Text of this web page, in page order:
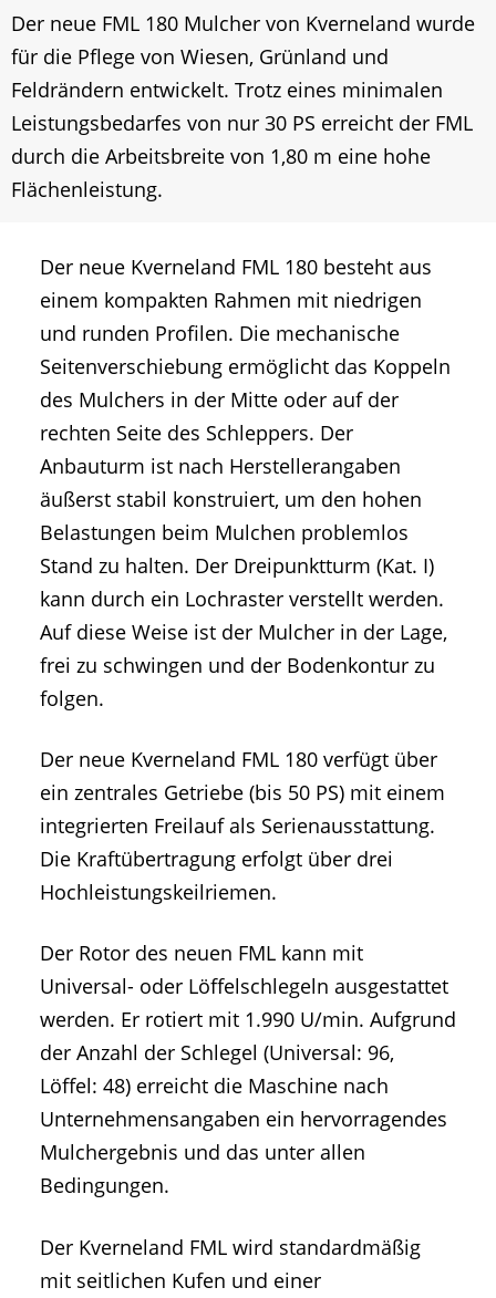
Der neue FML 180 Mulcher von Kverneland wurde
für die Pflege von Wiesen, Grünland und
Feldrändern entwickelt. Trotz eines minimalen
Leistungsbedarfes von nur 30 PS erreicht der FML
durch die Arbeitsbreite von 1,80 m eine hohe
Flächenleistung.
Der neue Kverneland FML 180 besteht aus
einem kompakten Rahmen mit niedrigen
und runden Profilen. Die mechanische
Seitenverschiebung ermöglicht das Koppeln
des Mulchers in der Mitte oder auf der
rechten Seite des Schleppers. Der
Anbauturm ist nach Herstellerangaben
äußerst stabil konstruiert, um den hohen
Belastungen beim Mulchen problemlos
Stand zu halten. Der Dreipunktturm (Kat. I)
kann durch ein Lochraster verstellt werden.
Auf diese Weise ist der Mulcher in der Lage,
frei zu schwingen und der Bodenkontur zu
folgen.
Der neue Kverneland FML 180 verfügt über
ein zentrales Getriebe (bis 50 PS) mit einem
integrierten Freilauf als Serienausstattung.
Die Kraftübertragung erfolgt über drei
Hochleistungskeilriemen.
Der Rotor des neuen FML kann mit
Universal- oder Löffelschlegeln ausgestattet
werden. Er rotiert mit 1.990 U/min. Aufgrund
der Anzahl der Schlegel (Universal: 96,
Löffel: 48) erreicht die Maschine nach
Unternehmensangaben ein hervorragendes
Mulchergebnis und das unter allen
Bedingungen.
Der Kverneland FML wird standardmäßig
mit seitlichen Kufen und einer